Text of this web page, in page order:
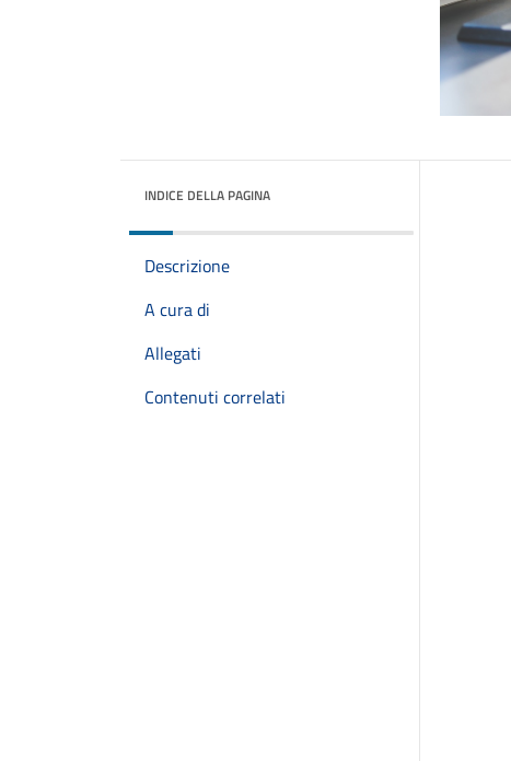
INDICE DELLA PAGINA
Descrizione
A cura di
Allegati
Contenuti correlati